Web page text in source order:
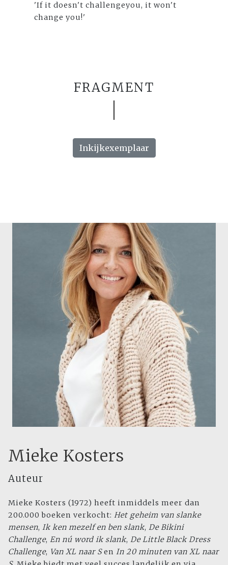
'If it doesn't challengeyou, it won't
change you!'
FRAGMENT
Inkijkexemplaar
Mieke Kosters
Auteur
Mieke Kosters (1972) heeft inmiddels meer dan
200.000 boeken verkocht: Het geheim van slanke
mensen, Ik ken mezelf en ben slank, De Bikini
Challenge, En nú word ik slank, De Little Black Dress
Challenge, Van XL naar Sen In 20 minuten van XL naar